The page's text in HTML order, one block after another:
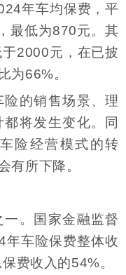
年车均保费，平
最低为870元。其
2000元，在已披
为66%。
的销售场景、理
将发生变化。同
险经营模式的转
有所下降。
。国家金融监督
年车险保费整体收
费收入的54%。